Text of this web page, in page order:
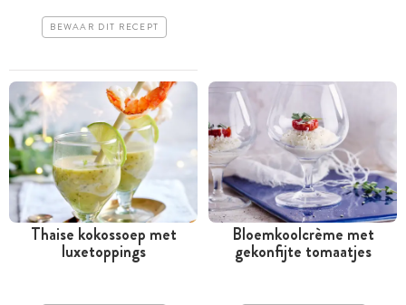
BEWAAR DIT RECEPT
Thaise kokossoep met
luxetoppings
Bloemkoolcrème met
gekonfijte tomaatjes